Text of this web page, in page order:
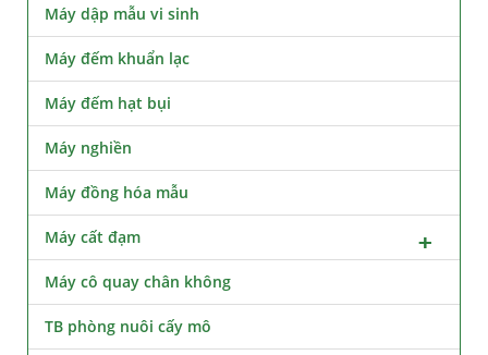
Máy dập mẫu vi sinh
Máy đếm khuẩn lạc
Máy đếm hạt bụi
Máy nghiền
Máy đồng hóa mẫu
Máy cất đạm
Máy cô quay chân không
TB phòng nuôi cấy mô